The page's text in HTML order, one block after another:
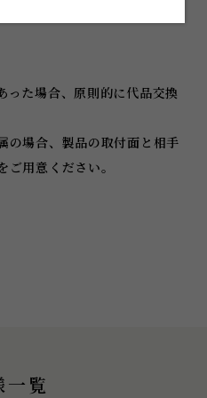
た場合、原則的に代品交換
場合、製品の取付面と相手
用意ください。
一覧